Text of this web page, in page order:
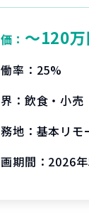
： 〜120
率： 25%
： 飲食・小売
地： 基本リモ
期間： 2026